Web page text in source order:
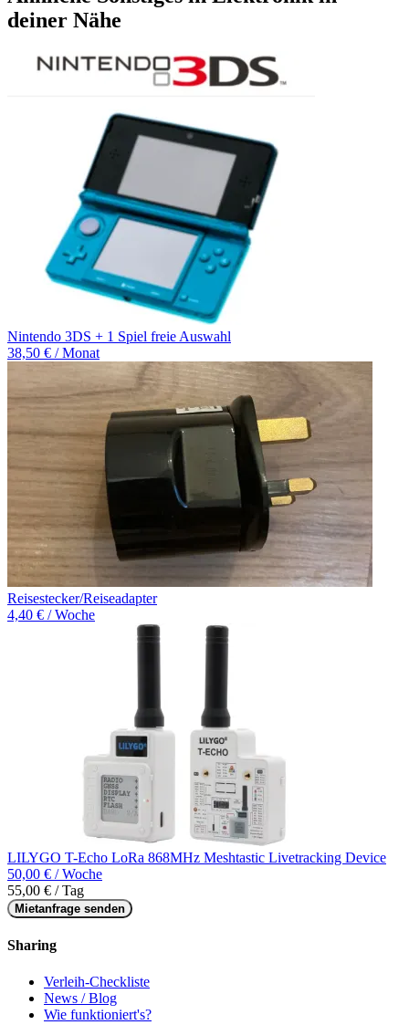
deiner Nähe
Nintendo 3DS + 1 Spiel freie Auswahl
38,50 € / Monat
Reisestecker/Reiseadapter
4,40 € / Woche
LILYGO T-Echo LoRa 868MHz Meshtastic Livetracking Device
50,00 € / Woche
55,00 € / Tag
Mietanfrage senden
Sharing
Verleih-Checkliste
News / Blog
Wie funktioniert's?